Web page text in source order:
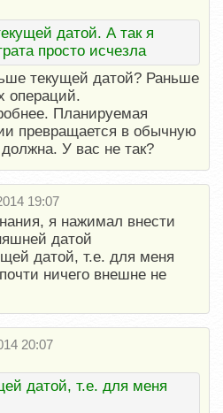
датой. А так я
просто исчезла
текущей датой? Раньше
операций.
Планируемая
превращается в обычную
У вас не так?
19:07
я нажимал внести
датой
датой, т.е. для меня
ничего внешне не
20:07
датой, т.е. для меня